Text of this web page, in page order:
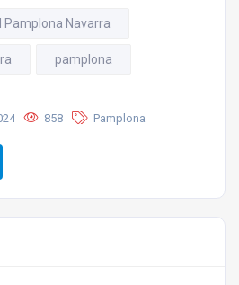
Pamplona Navarra
pamplona
858 Pamplona